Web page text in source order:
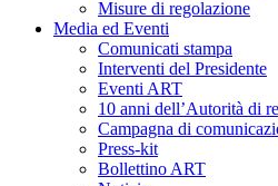
Misure di regolazione
Media ed Eventi
Comunicati stampa
Interventi del Presidente
Eventi ART
10 anni dell’Autorità di
Campagna di
Press-kit
Bollettino ART